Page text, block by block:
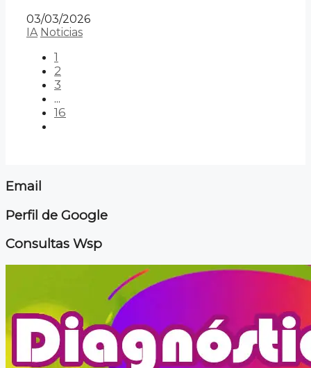
03/03/2026
IA Noticias
1
2
3
...
16
Email
Perfil de Google
Consultas Wsp